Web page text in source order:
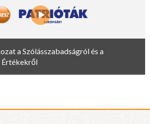
a Szólásszabadságról és a
Értékekről